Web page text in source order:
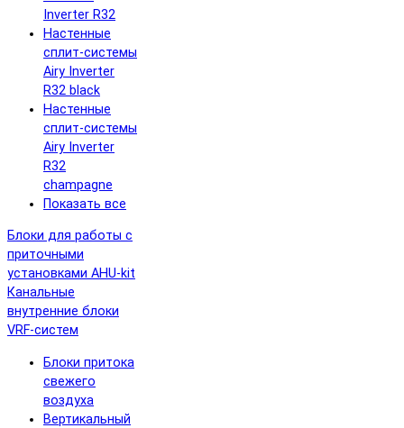
Inverter R32
Настенные
сплит-системы
Airy Inverter
R32 black
Настенные
сплит-системы
Airy Inverter
R32
champagne
Показать все
Блоки для работы с
приточными
установками AHU-kit
Канальные
внутренние блоки
VRF-систем
Блоки притока
свежего
воздуха
Вертикальный